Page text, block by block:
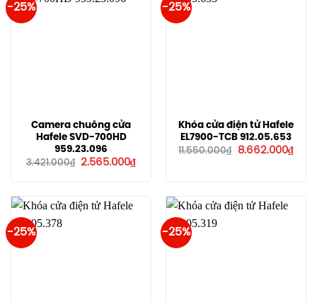
-25%
Camera chuông cửa
Hafele SVD-700HD
959.23.096
3.421.000₫
Giá
2.565.000₫Giá
2.565.000₫.
-25%
Khóa cửa điện tử Hafele
EL7900-TCB 912.05.653
11.550.000₫
Giá
8.662.000₫Giá
-25% -25%